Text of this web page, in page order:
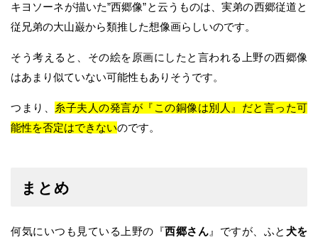
キヨソーネが描いた”西郷像”と云うものは、実弟の西郷従道と
従兄弟の大山巌から類推した想像画らしいのです。
そう考えると、その絵を原画にしたと言われる上野の西郷像
はあまり似ていない可能性もありそうです。
つまり、
糸子夫人の発言が『この銅像は別人』だと言った可
能性を否定はできないのです。
まとめ
何気にいつも見ている上野の『西郷さん 』ですが、ふと 犬を